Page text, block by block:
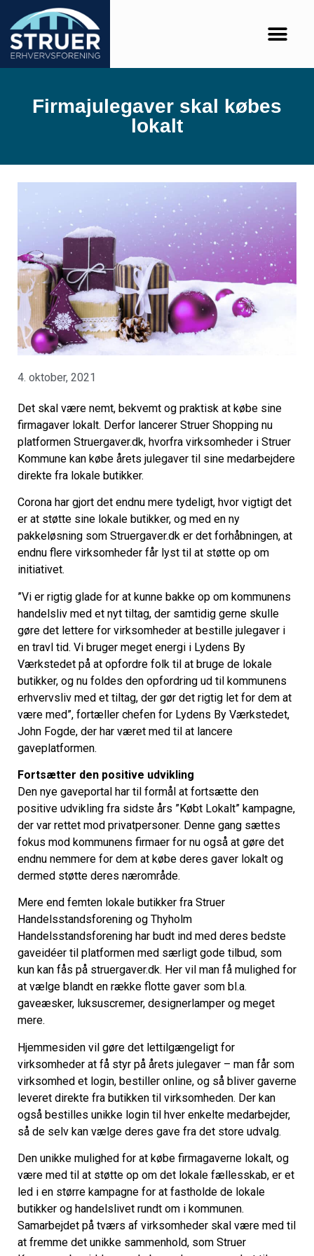
Firmajulegaver skal købes
lokalt
4. oktober, 2021
Det skal være nemt, bekvemt og praktisk at købe sine
firmagaver lokalt. Derfor lancerer Struer Shopping nu
platformen Struergaver.dk, hvorfra virksomheder i Struer
Kommune kan købe årets julegaver til sine medarbejdere
direkte fra lokale butikker.
Corona har gjort det endnu mere tydeligt, hvor vigtigt det
er at støtte sine lokale butikker, og med en ny
pakkeløsning som Struergaver.dk er det forhåbningen, at
endnu flere virksomheder får lyst til at støtte op om
initiativet.
”Vi er rigtig glade for at kunne bakke op om kommunens
handelsliv med et nyt tiltag, der samtidig gerne skulle
gøre det lettere for virksomheder at bestille julegaver i
en travl tid. Vi bruger meget energi i Lydens By
Værkstedet på at opfordre folk til at bruge de lokale
butikker, og nu foldes den opfordring ud til kommunens
erhvervsliv med et tiltag, der gør det rigtig let for dem at
være med”, fortæller chefen for Lydens By Værkstedet,
John Fogde, der har været med til at lancere
gaveplatformen.
Fortsætter den positive udvikling
Den nye gaveportal har til formål at fortsætte den
positive udvikling fra sidste års ”Købt Lokalt” kampagne,
der var rettet mod privatpersoner. Denne gang sættes
fokus mod kommunens firmaer for nu også at gøre det
endnu nemmere for dem at købe deres gaver lokalt og
dermed støtte deres nærområde.
Mere end femten lokale butikker fra Struer
Handelsstandsforening og Thyholm
Handelsstandsforening har budt ind med deres bedste
gaveidéer til platformen med særligt gode tilbud, som
kun kan fås på struergaver.dk. Her vil man få mulighed for
at vælge blandt en række flotte gaver som bl.a.
gaveæsker, luksuscremer, designerlamper og meget
mere.
Hjemmesiden vil gøre det lettilgængeligt for
virksomheder at få styr på årets julegaver – man får som
virksomhed et login, bestiller online, og så bliver gaverne
leveret direkte fra butikken til virksomheden. Der kan
også bestilles unikke login til hver enkelte medarbejder,
så de selv kan vælge deres gave fra det store udvalg.
Den unikke mulighed for at købe firmagaverne lokalt, og
være med til at støtte op om det lokale fællesskab, er et
led i en større kampagne for at fastholde de lokale
butikker og handelslivet rundt om i kommunen.
Samarbejdet på tværs af virksomheder skal være med til
at fremme det unikke sammenhold, som Struer